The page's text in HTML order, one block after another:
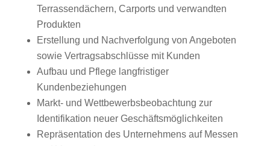
Terrassendächern, Carports und verwandten
Produkten
Erstellung und Nachverfolgung von Angeboten
sowie Vertragsabschlüsse mit Kunden
Aufbau und Pflege langfristiger
Kundenbeziehungen
Markt- und Wettbewerbsbeobachtung zur
Identifikation neuer Geschäftsmöglichkeiten
Repräsentation des Unternehmens auf Messen